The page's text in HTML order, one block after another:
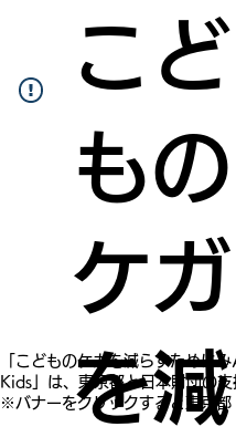
こど
もの
ケガ
を減
「こどものケガを減らすために
Kids」は、東京都と日本財団の支
※バナーをクリックすると東京都